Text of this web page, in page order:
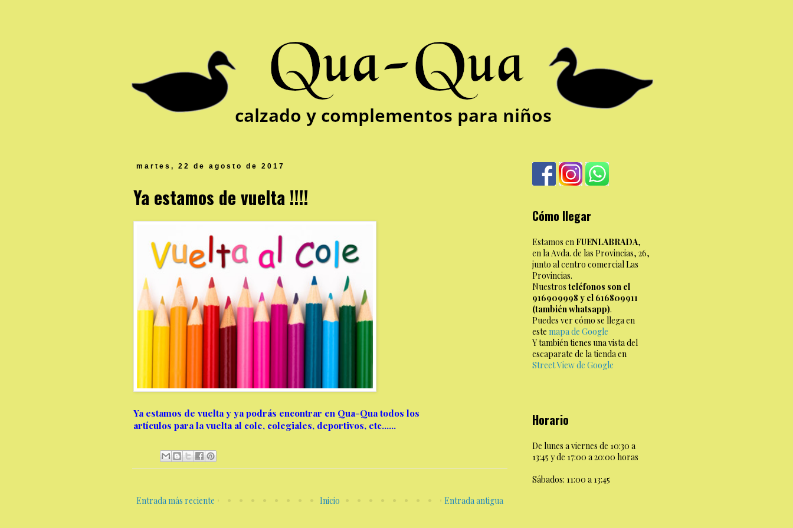
martes, 22 de agosto de 2017
Ya estamos de vuelta !!!!
Ya estamos de vuelta y ya podrás encontrar en Qua-Qua todos los
artículos para la vuelta al cole, colegiales, deportivos, etc......
Entrada más reciente Entrada antigua
Inicio
Cómo llegar
Estamos en FUENLABRADA,
en la Avda. de las Provincias, 26,
junto al centro comercial Las
Provincias.
Nuestros teléfonos son el
916909998 y el 616809911
(también whatsapp).
Puedes ver cómo se llega en
este mapa de Google
Y también tienes una vista del
escaparate de la tienda en
Street View de Google
Horario
De lunes a viernes de 10:30 a
13:45 y de 17:00 a 20:00 horas
Sábados: 11:00 a 13:45